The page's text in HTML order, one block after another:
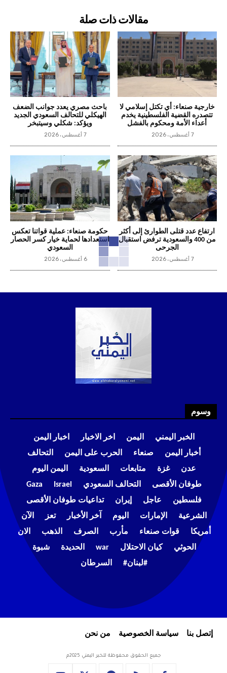
مقالات ذات صلة
خارجية صنعاء: أي تكتل إسلامي لا
تتصدره القضية الفلسطينية يخدم
أعداء الأمة ومحكوم بالفشل
7 أغسطس، 2026
باحث مصري يعدد جوانب الضعف
الهيكلي للتحالف السعودي الجديد
ويؤكد: شكلي وسيتبخر
7 أغسطس، 2026
ارتفاع عدد قتلى الطوارئ إلى أكثر
من 400 والسعودية ترفض استقبال
الجرحى
7 أغسطس، 2026
حكومة صنعاء: عملية قواتنا تعكس
استعدادها لحماية خيار كسر الحصار
السعودي
6 أغسطس، 2026
وسوم
الخبر اليمني اليمن اخر الاخبار
اخبار اليمن
أخبار اليمن
صنعاء الحرب على اليمن
التحالف
عدن
غزة متابعات السعودية
اليمن اليوم
طوفان الأقصى
التحالف السعودي Israel
Gaza
فلسطين
عاجل إيران
تداعيات طوفان الأقصى
الشرعية
الإمارات اليوم آخر الأخبار تعز
الآن
أمريكا
قوات صنعاء مأرب الصرف الذهب
الان
الحوثي
كيان الاحتلال war الحديدة
شبوة
#لبنان#
السرطان
إتصل بنا سياسة الخصوصية من نحن
جميع الحقوق محفوظة للخبر اليمني 2025م